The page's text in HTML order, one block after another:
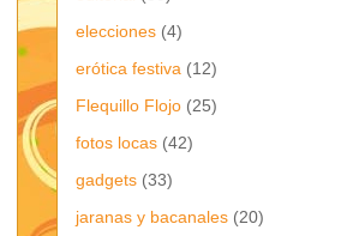
elecciones (4)
erótica festiva (12)
Flequillo Flojo (25)
fotos locas (42)
gadgets (33)
jaranas y bacanales (20)